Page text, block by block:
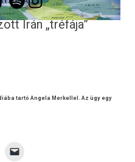
Irán „tréfája”
tartó Angela Merkellel. Az ügy egy